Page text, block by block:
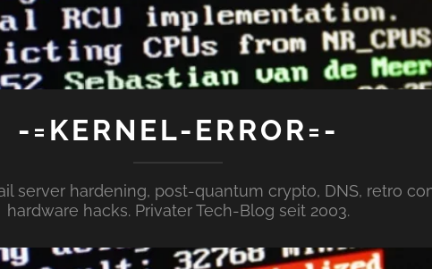
-=KERNEL-ERROR=-
server hardening, post-quantum crypto, DNS, retro
hardware hacks. Privater Tech-Blog seit 2003.